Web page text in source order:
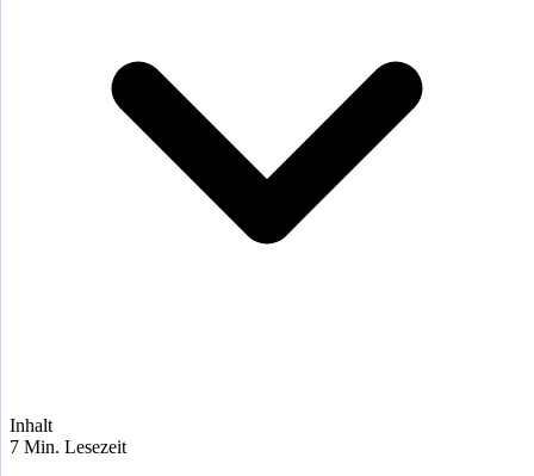
Inhalt
7 Min. Lesezeit